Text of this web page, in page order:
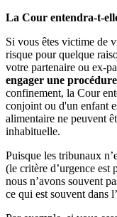
La Cour entendra-t-
Si vous êtes victime de
risque pour quelque
votre partenaire ou ex-
engager une
confinement, la Cour
conjoint ou d'un enfant
alimentaire ne peuvent
inhabituelle.
Puisque les tribunaux
(le critère d’urgence est
nous n’avons souvent
ce qui est souvent dans